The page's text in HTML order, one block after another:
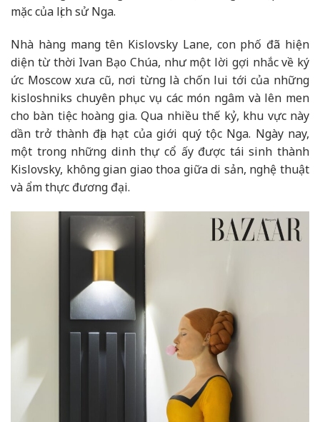
mặc của lịch sử Nga.
Nhà hàng mang tên Kislovsky Lane, con phố đã hiện
diện từ thời Ivan Bạo Chúa, như một lời gợi nhắc về ký
ức Moscow xưa cũ, nơi từng là chốn lui tới của những
kisloshniks chuyên phục vụ các món ngâm và lên men
cho bàn tiệc hoàng gia. Qua nhiều thế kỷ, khu vực này
dần trở thành địa hạt của giới quý tộc Nga. Ngày nay,
một trong những dinh thự cổ ấy được tái sinh thành
Kislovsky, không gian giao thoa giữa di sản, nghệ thuật
và ẩm thực đương đại.